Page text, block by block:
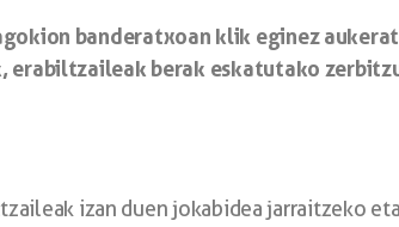
banderatxoan klik eginez
erabiltzaileak berak eskatutako
izan duen jokabidea jarraitzeko eta